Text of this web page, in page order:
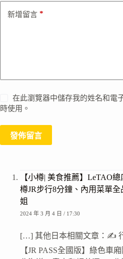
新增留言 *
在此瀏覽器中儲存我的姓名和電
時使用。
發佈留言
【小樽| 美食推薦】LeTAO
樽JR步行8分鐘、內用菜單
姐
2024 年 3 月 4 日 / 17:30
[…] 其他日本相關文章：✍️
【JR PASS全國版】綠色車